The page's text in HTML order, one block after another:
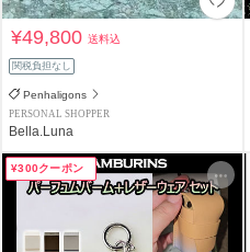
¥49,800送料込
関税負担なし
Penhaligons
PERSONAL SHOPPER
Bella.Luna
¥300クーポン